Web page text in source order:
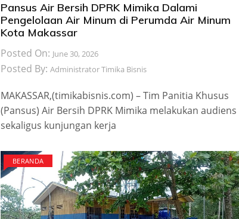
Pansus Air Bersih DPRK Mimika Dalami
Pengelolaan Air Minum di Perumda Air Minum
Kota Makassar
Posted On: June 30, 2026
Posted By: Administrator Timika Bisnis
MAKASSAR,(timikabisnis.com) – Tim Panitia Khusus
(Pansus) Air Bersih DPRK Mimika melakukan audiens
sekaligus kunjungan kerja
BERANDA